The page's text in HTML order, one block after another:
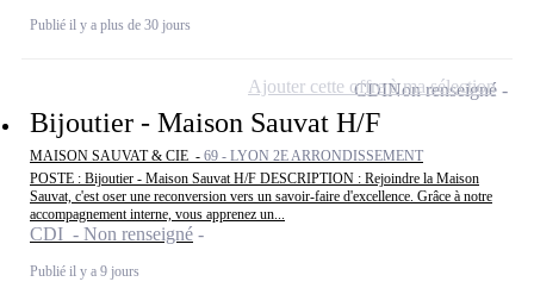
Publié il y a plus de 30 jours
Bijoutier - Maison Sauvat H/F
MAISON SAUVAT & CIE - 69 - LYON 2E ARRONDISSEMENT
POSTE : Bijoutier - Maison Sauvat H/F DESCRIPTION : Rejoindre la Maison
Sauvat, c'est oser une reconversion vers un savoir-faire d'excellence. Grâce à notre
accompagnement interne, vous apprenez un...
CDI - Non renseigné
Publié il y a 9 jours
CDINon renseigné
Ajouter cette offre à ma sélection